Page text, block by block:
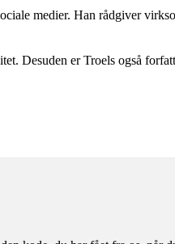
medier. Han rådgiver
Desuden er Troels også